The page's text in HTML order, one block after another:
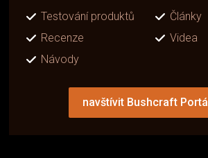
Testování produktů
Články
Recenze
Videa
Návody
navštívit Bushcraft Portál